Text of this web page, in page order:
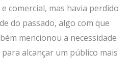
comercial, mas havia perdido
do passado, algo com que
mencionou a necessidade
alcançar um público mais